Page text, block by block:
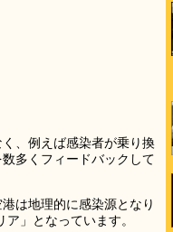
、例えば感染者が乗り換
多くフィードバックして
は地理的に感染源となり
」となっています。